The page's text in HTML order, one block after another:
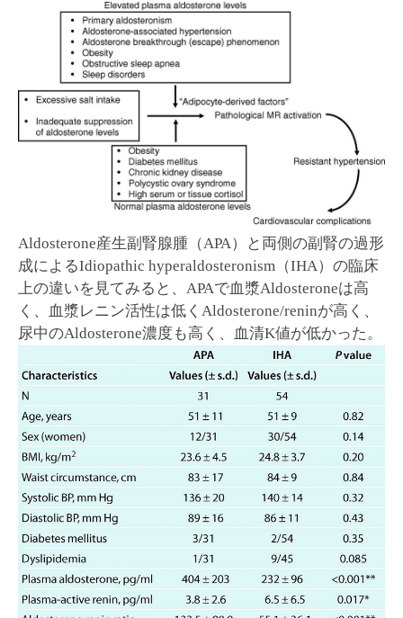
Aldosterone産生副腎腺腫（APA）と両側の副腎の過形
成によるIdiopathic hyperaldosteronism（IHA）の臨床
上の違いを見てみると、APAで血漿Aldosteroneは高
く、血漿レニン活性は低くAldosterone/reninが高く、
尿中のAldosterone濃度も高く、血清K値が低かった。